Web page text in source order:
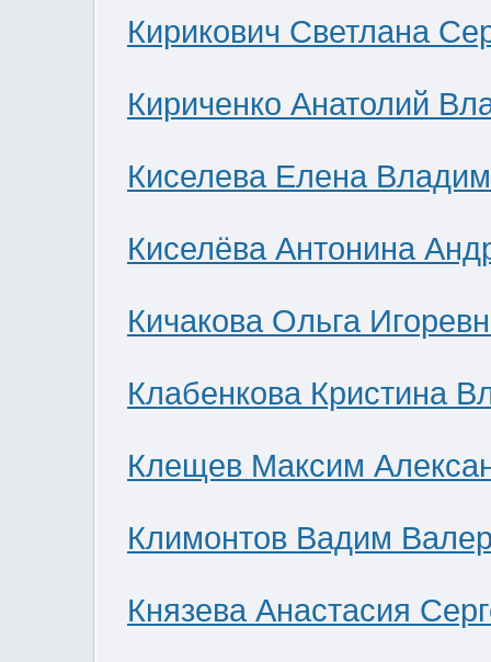
Кирикович Светлана
Кириченко Анатолий
Киселева Елена
Киселёва Антонина
Кичакова Ольга
Клабенкова Кристина
Клещев Максим
Климонтов Вадим
Князева Анастасия